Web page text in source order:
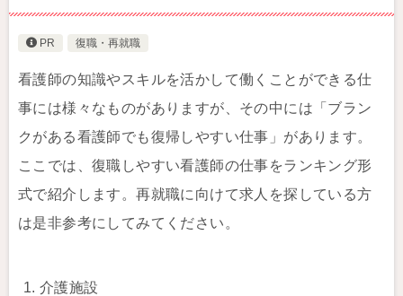
PR 復職・再就職
看護師の知識やスキルを活かして働くことができる仕
事には様々なものがありますが、その中には「ブラン
クがある看護師でも復帰しやすい仕事」があります。
ここでは、復職しやすい看護師の仕事をランキング形
式で紹介します。再就職に向けて求人を探している方
は是非参考にしてみてください。
介護施設